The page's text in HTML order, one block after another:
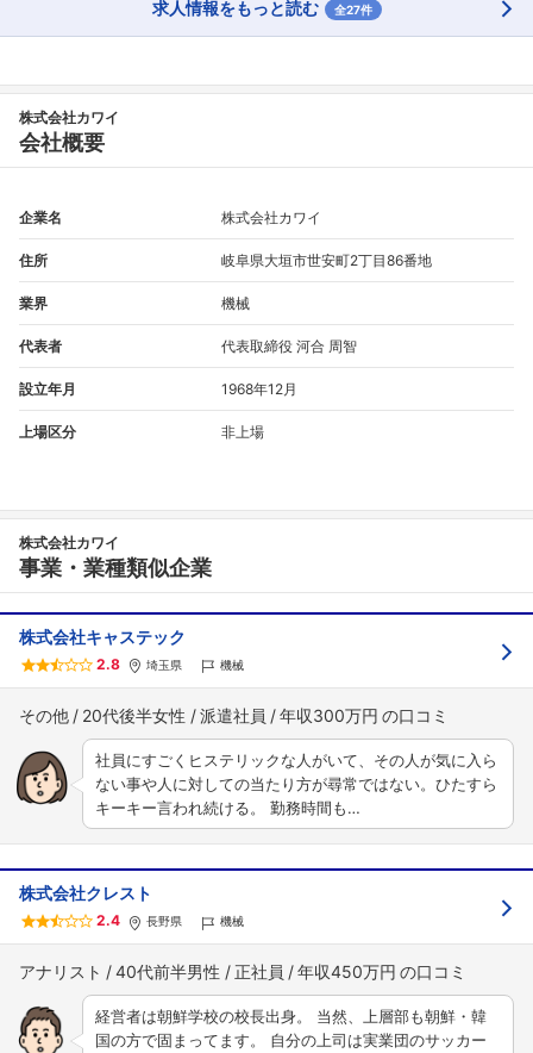
求人情報をもっと読む 全27件
株式会社カワイ
会社概要
企業名 株式会社カワイ
住所 岐阜県大垣市世安町2丁目86番地
業界 機械
代表者 代表取締役 河合 周智
設立年月 1968年12月
上場区分 非上場
株式会社カワイ
事業・業種類似企業
株式会社キャステック
2.8 埼玉県 機械
その他 20代後半女性 派遣社員 年収300万円
社員にすごくヒステリックな人がいて、その人が気に入ら
ない事や人に対しての当たり方が尋常ではない。ひたすら
キーキー言われ続ける。 勤務時間も…
株式会社クレスト
2.4 長野県 機械
アナリスト 40代前半男性 正社員 年収450万円
経営者は朝鮮学校の校長出身。 当然、上層部も朝鮮・韓
国の方で固まってます。 自分の上司は実業団のサッカー